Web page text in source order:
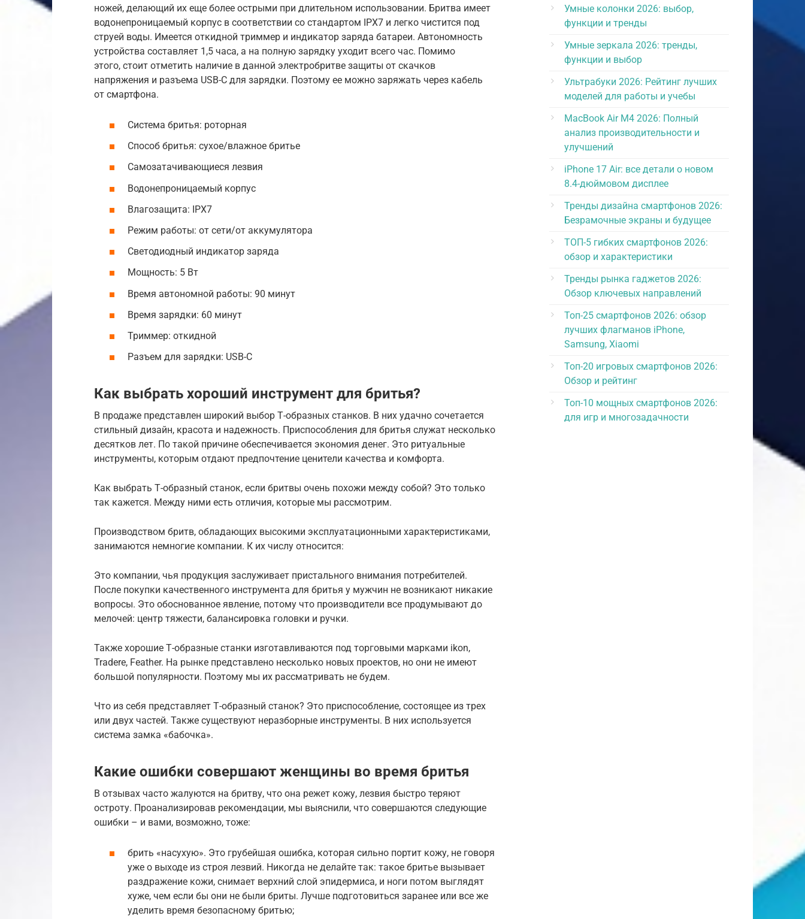
ножей, делающий их еще более острыми при длительном использовании. Бритва имеет
водонепроницаемый корпус в соответствии со стандартом IPX7 и легко чистится под
струей воды. Имеется откидной триммер и индикатор заряда батареи. Автономность
устройства составляет 1,5 часа, а на полную зарядку уходит всего час. Помимо
этого, стоит отметить наличие в данной электробритве защиты от скачков
напряжения и разъема USB-C для зарядки. Поэтому ее можно заряжать через кабель
от смартфона.
Система бритья: роторная
Способ бритья: сухое/влажное бритье
Самозатачивающиеся лезвия
Водонепроницаемый корпус
Влагозащита: IPX7
Режим работы: от сети/от аккумулятора
Светодиодный индикатор заряда
Мощность: 5 Вт
Время автономной работы: 90 минут
Время зарядки: 60 минут
Триммер: откидной
Разъем для зарядки: USB-C
Как выбрать хороший инструмент для бритья?
В продаже представлен широкий выбор Т-образных станков. В них удачно сочетается
стильный дизайн, красота и надежность. Приспособления для бритья служат несколько
десятков лет. По такой причине обеспечивается экономия денег. Это ритуальные
инструменты, которым отдают предпочтение ценители качества и комфорта.
Как выбрать Т-образный станок, если бритвы очень похожи между собой? Это только
так кажется. Между ними есть отличия, которые мы рассмотрим.
Производством бритв, обладающих высокими эксплуатационными характеристиками,
занимаются немногие компании. К их числу относится:
Это компании, чья продукция заслуживает пристального внимания потребителей.
После покупки качественного инструмента для бритья у мужчин не возникают никакие
вопросы. Это обоснованное явление, потому что производители все продумывают до
мелочей: центр тяжести, балансировка головки и ручки.
Также хорошие Т-образные станки изготавливаются под торговыми марками ikon,
Tradere, Feather. На рынке представлено несколько новых проектов, но они не имеют
большой популярности. Поэтому мы их рассматривать не будем.
Что из себя представляет Т-образный станок? Это приспособление, состоящее из трех
или двух частей. Также существуют неразборные инструменты. В них используется
система замка «бабочка».
Какие ошибки совершают женщины во время бритья
В отзывах часто жалуются на бритву, что она режет кожу, лезвия быстро теряют
остроту. Проанализировав рекомендации, мы выяснили, что совершаются следующие
ошибки – и вами, возможно, тоже:
брить «насухую». Это грубейшая ошибка, которая сильно портит кожу, не говоря
уже о выходе из строя лезвий. Никогда не делайте так: такое бритье вызывает
раздражение кожи, снимает верхний слой эпидермиса, и ноги потом выглядят
хуже, чем если бы они не были бриты. Лучше подготовиться заранее или все же
уделить время безопасному бритью;
Умные колонки 2026: выбор,
функции и тренды
Умные зеркала 2026: тренды,
функции и выбор
Ультрабуки 2026: Рейтинг лучших
моделей для работы и учебы
MacBook Air M4 2026: Полный
анализ производительности и
улучшений
iPhone 17 Air: все детали о новом
8.4-дюймовом дисплее
Тренды дизайна смартфонов 2026:
Безрамочные экраны и будущее
ТОП-5 гибких смартфонов 2026:
обзор и характеристики
Тренды рынка гаджетов 2026:
Обзор ключевых направлений
Топ-25 смартфонов 2026: обзор
лучших флагманов iPhone,
Samsung, Xiaomi
Топ-20 игровых смартфонов 2026:
Обзор и рейтинг
Топ-10 мощных смартфонов 2026:
для игр и многозадачности